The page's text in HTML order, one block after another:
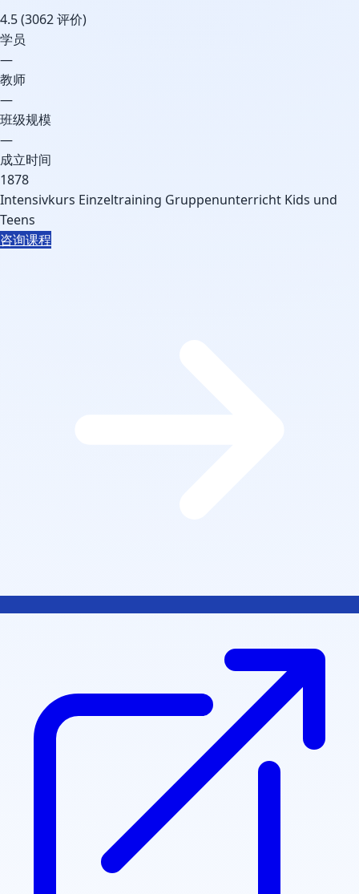
4.5(3062 评价)
学员
—
教师
—
班级规模
—
成立时间
1878
Intensivkurs Einzeltraining Gruppenunterricht Kids und
Teens
咨询课程